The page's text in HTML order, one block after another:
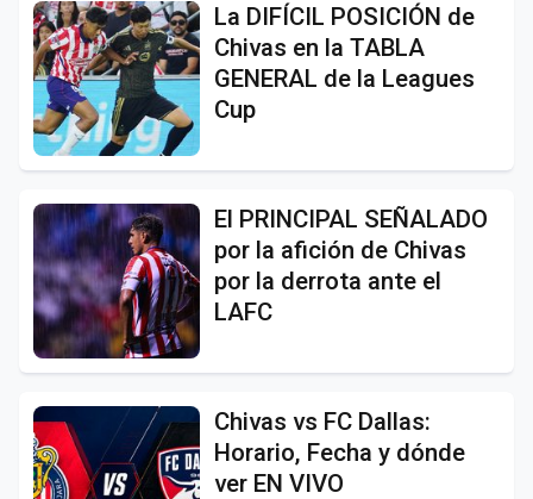
La DIFÍCIL POSICIÓN de
Chivas en la TABLA
GENERAL de la Leagues
Cup
El PRINCIPAL SEÑALADO
por la afición de Chivas
por la derrota ante el
LAFC
Chivas vs FC Dallas:
Horario, Fecha y dónde
ver EN VIVO